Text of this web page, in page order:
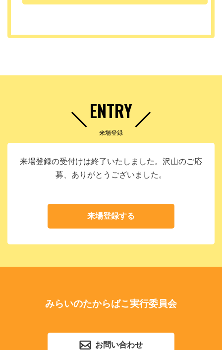
ENTRY
来場登録
来場登録の受付けは終了いたしました。沢山のご応
募、ありがとうございました。
来場登録する
みらいのたからばこ実行委員会
お問い合わせ